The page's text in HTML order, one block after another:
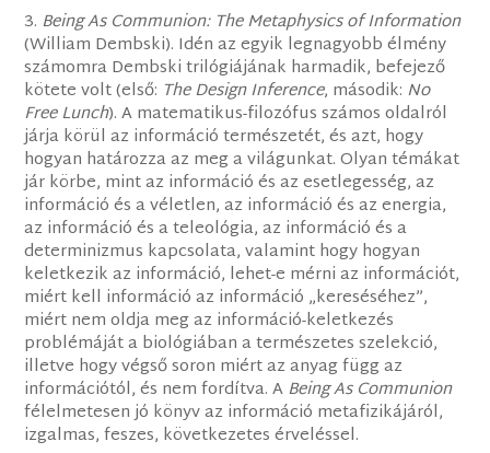
3. Being As Communion: The Metaphysics of Information
(William Dembski). Idén az egyik legnagyobb élmény
számomra Dembski trilógiájának harmadik, befejező
kötete volt (első: The Design Inference, második: No
Free Lunch). A matematikus-filozófus számos oldalról
járja körül az információ természetét, és azt, hogy
hogyan határozza az meg a világunkat. Olyan témákat
jár körbe, mint az információ és az esetlegesség, az
információ és a véletlen, az információ és az energia,
az információ és a teleológia, az információ és a
determinizmus kapcsolata, valamint hogy hogyan
keletkezik az információ, lehet-e mérni az információt,
miért kell információ az információ „kereséséhez”,
miért nem oldja meg az információ-keletkezés
problémáját a biológiában a természetes szelekció,
illetve hogy végső soron miért az anyag függ az
információtól, és nem fordítva. ABeing As Communion
félelmetesen jó könyv az információ metafizikájáról,
izgalmas, feszes, következetes érveléssel.